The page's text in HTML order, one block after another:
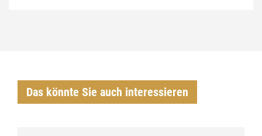
Das könnte Sie auch interessieren